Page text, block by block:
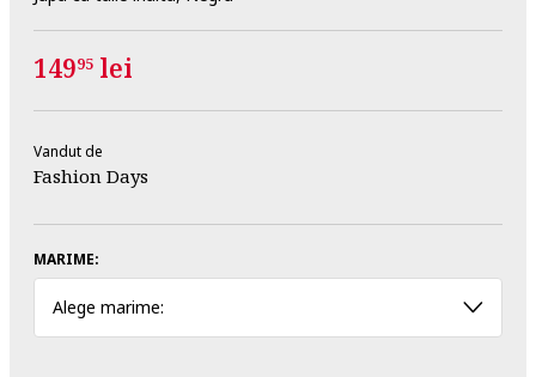
14995 lei
Vandut de
Fashion Days
MARIME:
Alege marime: